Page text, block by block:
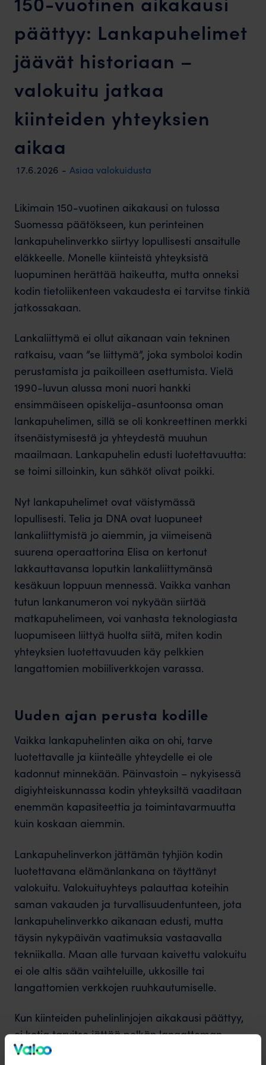
päättyy: Lankapuhelimet
jäävät historiaan –
valokuitu jatkaa
kiinteiden yhteyksien
aikaa
17.6.2026 - Asiaa valokuidusta
Likimain 150-vuotinen aikakausi on tulossa
Suomessa päätökseen, kun perinteinen
lankapuhelinverkko siirtyy lopullisesti ansaitulle
eläkkeelle. Monelle kiinteistä yhteyksistä
luopuminen herättää haikeutta, mutta onneksi
kodin tietoliikenteen vakaudesta ei tarvitse tinkiä
jatkossakaan.
Lankaliittymä ei ollut aikanaan vain tekninen
ratkaisu, vaan ”se liittymä”, joka symboloi kodin
perustamista ja paikoilleen asettumista. Vielä
1990-luvun alussa moni nuori hankki
ensimmäiseen opiskelija-asuntoonsa oman
lankapuhelimen, sillä se oli konkreettinen merkki
itsenäistymisestä ja yhteydestä muuhun
maailmaan. Lankapuhelin edusti luotettavuutta:
se toimi silloinkin, kun sähköt olivat poikki.
Nyt lankapuhelimet ovat väistymässä
lopullisesti. Telia ja DNA ovat luopuneet
lankaliittymistä jo aiemmin, ja viimeisenä
suurena operaattorina Elisa on kertonut
lakkauttavansa loputkin lankaliittymänsä
kesäkuun loppuun mennessä. Vaikka vanhan
tutun lankanumeron voi nykyään siirtää
matkapuhelimeen, voi vanhasta teknologiasta
luopumiseen liittyä huolta siitä, miten kodin
yhteyksien luotettavuuden käy pelkkien
langattomien mobiiliverkkojen varassa.
Uuden ajan perusta kodille
Vaikka lankapuhelinten aika on ohi, tarve
luotettavalle ja kiinteälle yhteydelle ei ole
kadonnut minnekään. Päinvastoin – nykyisessä
digiyhteiskunnassa kodin yhteyksiltä vaaditaan
enemmän kapasiteettia ja toimintavarmuutta
kuin koskaan aiemmin.
Lankapuhelinverkon jättämän tyhjiön kodin
luotettavana elämänlankana on täyttänyt
valokuitu. Valokuituyhteys palauttaa koteihin
saman vakauden ja turvallisuudentunteen, jota
lankapuhelinverkko aikanaan edusti, mutta
täysin nykypäivän vaatimuksia vastaavalla
tekniikalla. Maan alle turvaan kaivettu valokuitu
ei ole altis sään vaihteluille, ukkosille tai
langattomien verkkojen ruuhkautumiselle.
Kun kiinteiden puhelinlinjojen aikakausi päättyy,
ei kotia tarvitse jättää pelkän langattoman
yhteyden varaan. Valokuitu tarjoaa turvallisen,